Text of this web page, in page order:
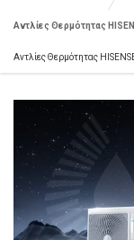
Αντλίες Θερμότητας
Αντλίες Θερμότητας
Πρόγραμμα
Αναπαραγωγής
Βίντεο